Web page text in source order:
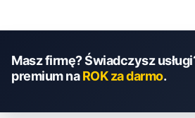
Masz firmę? Świadczysz
premium naROK za darmo.